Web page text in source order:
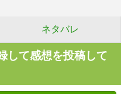
ネタバレ
して感想を投稿して